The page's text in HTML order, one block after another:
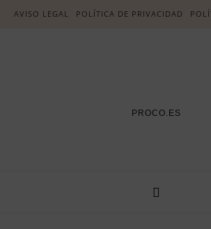
AVISO LEGAL POLÍTICA DE PRIVACIDAD
PROCO.ES